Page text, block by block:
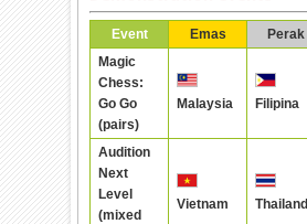
Event Emas Perak
Magic
Chess:
Go Go
(pairs)
Malaysia Filipina
Audition
Next
Level
(mixed
Vietnam Thailand